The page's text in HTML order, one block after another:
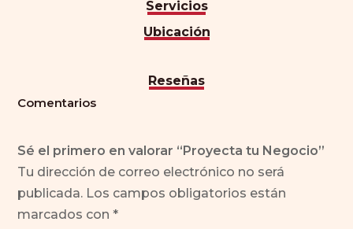
Servicios
Ubicación
Reseñas
Comentarios
Sé el primero en valorar “Proyecta tu Negocio”
Tu dirección de correo electrónico no será
publicada. Los campos obligatorios están
marcados con*